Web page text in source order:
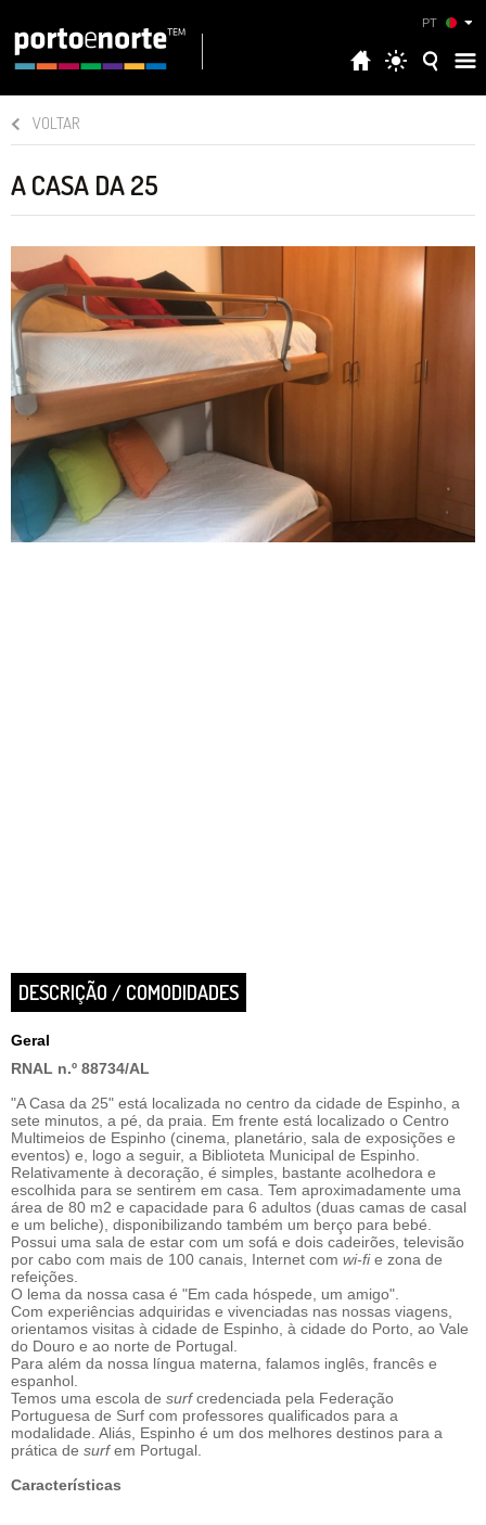
PT
VOLTAR
A CASA DA 25
DESCRIÇÃO / COMODIDADES
Geral
RNAL n.º 88734/AL
"A Casa da 25" está localizada no centro da cidade de Espinho, a
sete minutos, a pé, da praia. Em frente está localizado o Centro
Multimeios de Espinho (cinema, planetário, sala de exposições e
eventos) e, logo a seguir, a Biblioteta Municipal de Espinho.
Relativamente à decoração, é simples, bastante acolhedora e
escolhida para se sentirem em casa. Tem aproximadamente uma
área de 80 m2 e capacidade para 6 adultos (duas camas de casal
e um beliche), disponibilizando também um berço para bebé.
Possui uma sala de estar com um sofá e dois cadeirões, televisão
por cabo com mais de 100 canais, Internet com wi-fie zona de
refeições.
O lema da nossa casa é "Em cada hóspede, um amigo".
Com experiências adquiridas e vivenciadas nas nossas viagens,
orientamos visitas à cidade de Espinho, à cidade do Porto, ao Vale
do Douro e ao norte de Portugal.
Para além da nossa língua materna, falamos inglês, francês e
espanhol.
Temos uma escola de surfcredenciada pela Federação
Portuguesa de Surf com professores qualificados para a
modalidade. Aliás, Espinho é um dos melhores destinos para a
prática de surfem Portugal.
Características